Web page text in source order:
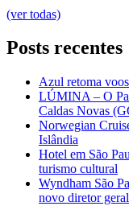
(ver todas)
Posts recentes
Azul retoma
LÚMINA – O
Caldas Novas
Norwegian
Islândia
Hotel em São
turismo cultural
Wyndham São
novo diretor